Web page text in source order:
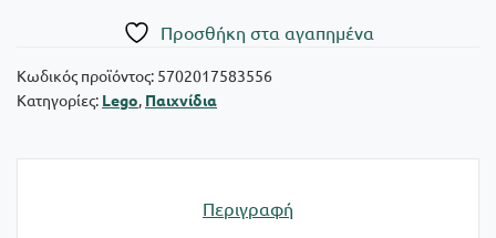
Motorcycle
42170
Πρoσθήκη στα αγαπημένα
Κωδικός προϊόντος: 5702017583556
Κατηγορίες: Lego, Παιχνίδια
Περιγραφή